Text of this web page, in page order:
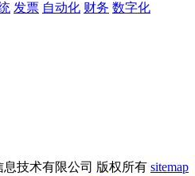
发票 自动化 财务 数字化
息技术有限公司 版权所有 sitemap